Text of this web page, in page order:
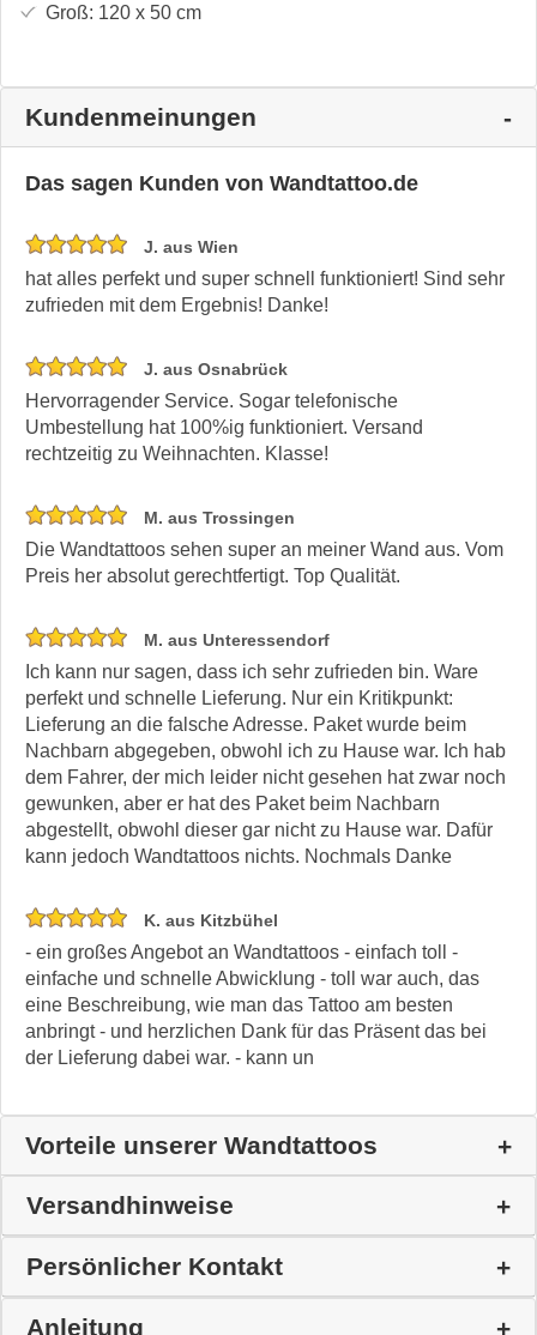
Groß: 120 x 50cm
Kundenmeinungen
Das sagen Kunden von Wandtattoo.de
J. aus Wien
hat alles perfekt und super schnell funktioniert! Sind sehr
zufrieden mit dem Ergebnis! Danke!
J. aus Osnabrück
Hervorragender Service. Sogar telefonische
Umbestellung hat 100%ig funktioniert. Versand
rechtzeitig zu Weihnachten. Klasse!
M. aus Trossingen
Die Wandtattoos sehen super an meiner Wand aus. Vom
Preis her absolut gerechtfertigt. Top Qualität.
M. aus Unteressendorf
Ich kann nur sagen, dass ich sehr zufrieden bin. Ware
perfekt und schnelle Lieferung. Nur ein Kritikpunkt:
Lieferung an die falsche Adresse. Paket wurde beim
Nachbarn abgegeben, obwohl ich zu Hause war. Ich hab
dem Fahrer, der mich leider nicht gesehen hat zwar noch
gewunken, aber er hat des Paket beim Nachbarn
abgestellt, obwohl dieser gar nicht zu Hause war. Dafür
kann jedoch Wandtattoos nichts. Nochmals Danke
K. aus Kitzbühel
- ein großes Angebot an Wandtattoos - einfach toll -
einfache und schnelle Abwicklung - toll war auch, das
eine Beschreibung, wie man das Tattoo am besten
anbringt - und herzlichen Dank für das Präsent das bei
der Lieferung dabei war. - kann un
Vorteile unserer Wandtattoos
Versandhinweise
Persönlicher Kontakt
Anleitung